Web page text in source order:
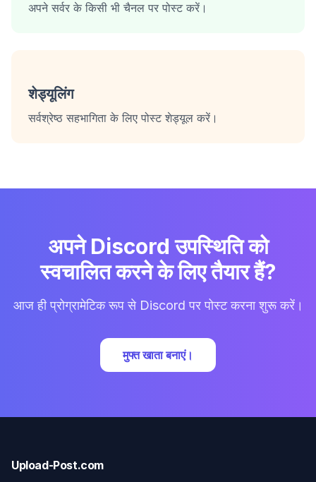
अपने सर्वर के किसी भी चैनल पर पोस्ट करें।
शेड्यूलिंग
सर्वश्रेष्ठ सहभागिता के लिए पोस्ट शेड्यूल करें।
अपने Discord उपस्थिति को
स्वचालित करने के लिए तैयार हैं?
आज ही प्रोग्रामेटिक रूप से Discord पर पोस्ट करना शुरू करें।
मुफ्त खाता बनाएं।
Upload-Post.com